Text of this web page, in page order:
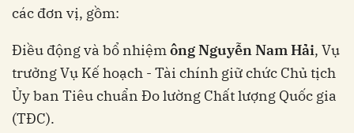
các đơn vị, gồm:
Điều động và bổ nhiệmông Nguyễn Nam Hải, Vụ
trưởng Vụ Kế hoạch - Tài chính giữ chức Chủ tịch
Ủy ban Tiêu chuẩn Đo lường Chất lượng Quốc gia
(TĐC).